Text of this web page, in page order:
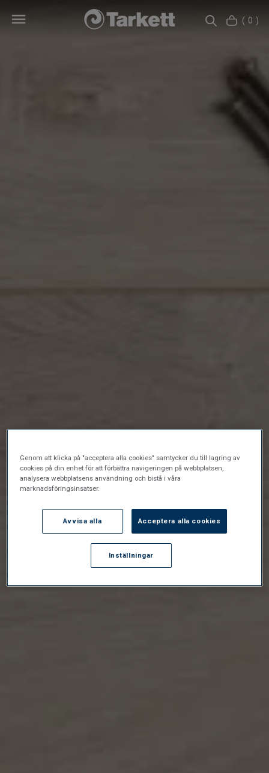
( 0 )
Genom att klicka på "acceptera alla cookies" samtycker du till lagring av
cookies på din enhet för att förbättra navigeringen på webbplatsen,
analysera webbplatsens användning och bistå i våra
marknadsföringsinsatser.
Avvisa alla Acceptera alla cookies
Inställningar